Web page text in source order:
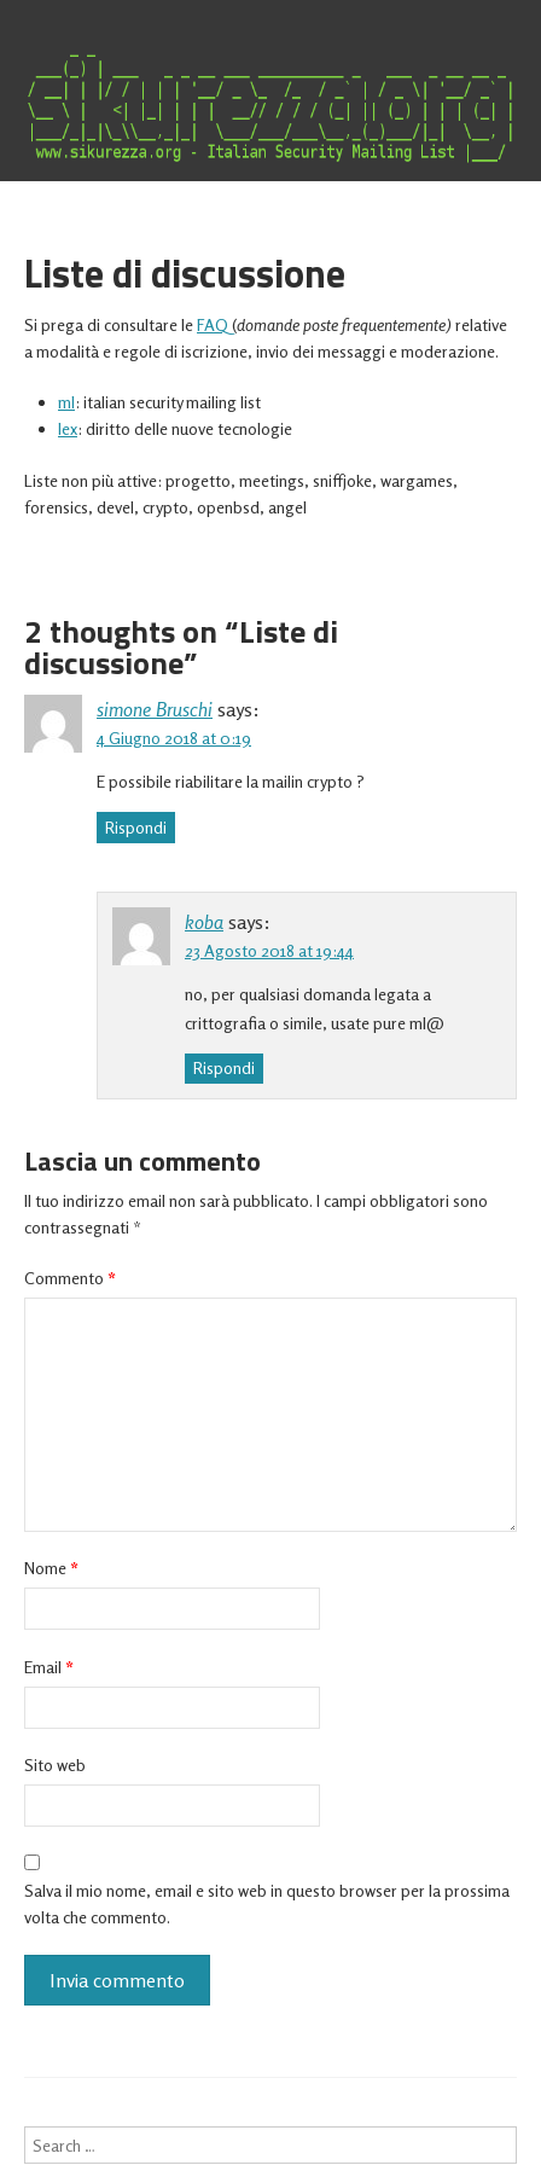
Liste di discussione
Si prega di consultare leFAQ (domande poste frequentemente)relative
a modalità e regole di iscrizione, invio dei messaggi e moderazione.
ml: italian security mailing list
lex: diritto delle nuove tecnologie
Liste non più attive: progetto, meetings, sniffjoke, wargames,
forensics, devel, crypto, openbsd, angel
2 thoughts on “Liste di
discussione”
simone Bruschi says:
4 Giugno 2018 at 0:19
E possibile riabilitare la mailin crypto ?
Rispondi
koba says:
23 Agosto 2018 at 19:44
no, per qualsiasi domanda legata a
crittografia o simile, usate pure ml@
Rispondi
Lascia un commento
Il tuo indirizzo email non sarà pubblicato. I campi obbligatori sono
contrassegnati *
Commento *
Nome *
Email *
Sito web
Salva il mio nome, email e sito web in questo browser per la prossima
volta che commento.
Search